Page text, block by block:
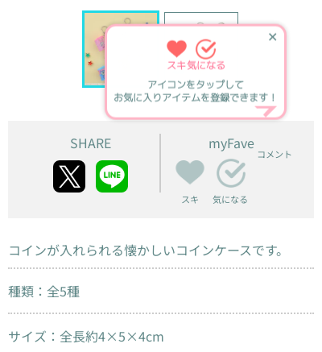
✕
スキ気になる
アイコンをタップして
お気に入りアイテムを登録できます！
SHARE myFave
スキ 気になる
コメント
コインが入れられる懐かしいコインケースです。
種類：全5種
サイズ：全長約4×5×4cm